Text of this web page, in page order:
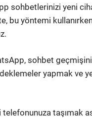
sohbetlerinizi yeni
bu yöntemi
sohbet
yapmak ve
taşımak